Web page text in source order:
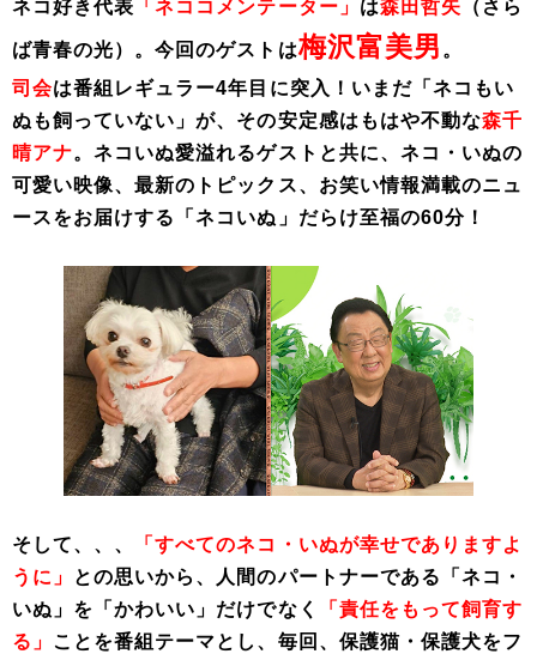
ネコ好き代表 「ネココメンテーター」 は森田哲矢 （さら
ば青春の光）。今回のゲストは梅沢富美男 。
司会は番組レギュラー4年目に突入！いまだ「ネコもい
ぬも飼っていない」が、その安定感はもはや不動な森千
晴アナ。ネコいぬ愛溢れるゲストと共に、ネコ・いぬの
可愛い映像、最新のトピックス、お笑い情報満載のニュ
ースをお届けする「ネコいぬ」だらけ至福の60分！
そして、、、
「すべてのネコ・いぬが幸せでありますよ
うに」
との思いから、人間のパートナーである「ネコ・
いぬ」を「かわいい」だけでなく
「責任をもって飼育す
る」
ことを番組テーマとし、毎回、保護猫・保護犬をフ